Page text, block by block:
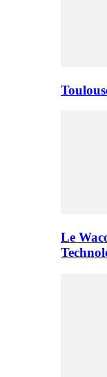
Le